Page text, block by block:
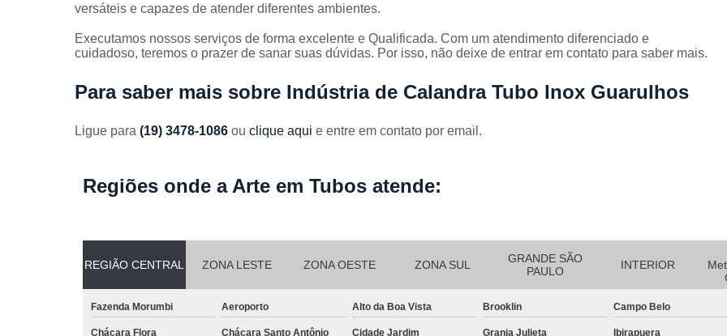
Corte a Laser em Chapa de Aço
Corte de Chapa a Laser
Corte
Curvamento de Tubos
Corte e Dobra Chapa
Corte e
Dobra Chapa de Alumínio
versáteis e capazes de atender diferentes ambientes.
Executamos nossos serviços de forma excelente e Qualificada. Com um atendimento diferenciado e
cuidadoso, teremos o prazer de sanar suas dúvidas. Por isso, não deixe de entrar em contato para saber mais.
Para saber mais sobre Indústria de Calandra Tubo Inox Guarulhos
Ligue para (19) 3478-1086 ou clique aqui e entre em contato por email.
Regiões onde a Arte em Tubos atende:
REGIÃO CENTRAL ZONA LESTE ZONA OESTE ZONA SUL
GRANDE SÃO
PAULO
INTERIOR
Fazenda Morumbi Aeroporto Alto da Boa Vista Brooklin Campo Belo
Chácara Flora Chácara Santo Antônio Cidade Jardim Granja Julieta Ibirapuera